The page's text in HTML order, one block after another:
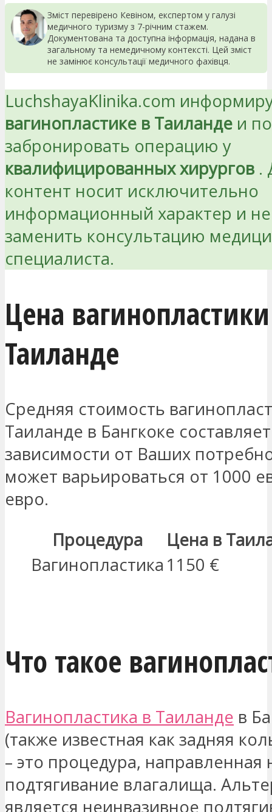
Зміст перевірено Кевіном, експертом у галузі
медичного туризму з 7-річним стажем.
Документована та доступна інформація, надана в
загальному та немедичному контексті. Цей зміст
не замінює консультації медичного фахівця.
LuchshayaKlinika.com
вагинопластике в Таиланде и
забронировать операцию у
квалифицированных хирургов .
контент носит исключительно
информационный характер и
заменить консультацию
специалиста.
Цена
Таиланде
Средняя стоимость
Таиланде в Бангкоке
зависимости от Ваших
может варьироваться от 1000
евро.
Процедура
Цена в
Вагинопластика 1150 €
Что такое
Вагинопластика в Таиланде в
(также известная как задняя
– это процедура, направленная
подтягивание влагалища.
является неинвазивное